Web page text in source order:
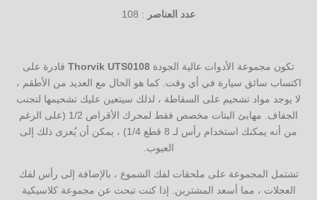
عدد العناصر : 108
تكون مجموعة الأدوات عالية الجودة Thorvik UTS0108 قادرة على
اكتساب سائق سيارة في أي وقت. كما هو الحال مع العديد من الأطقم ،
لا يوجد مواد تشحيم على السقاطة ، لذلك سيتعين عليك تشحيمها لتجنب
الجفاف. مهايئ البتات مخصص فقط لمحرك الأقراص 1/2 (على الرغم
من أنه يمكنك استخدام رأس لـ 8 قطع 1/4) ، يمكن أن يُعزى ذلك إلى
العيوب.
تشتمل المجموعة على ملحقات لفك الشموع ، بالإضافة إلى رأس لفك
العجلات ، مما أسعد المشترين. إذا كنت تبحث عن مجموعة كلاسيكية